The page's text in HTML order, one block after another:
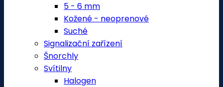
5 - 6 mm
Kožené - neoprenové
Suché
Signalizační zařízení
Šnorchly
Svítilny
Halogen